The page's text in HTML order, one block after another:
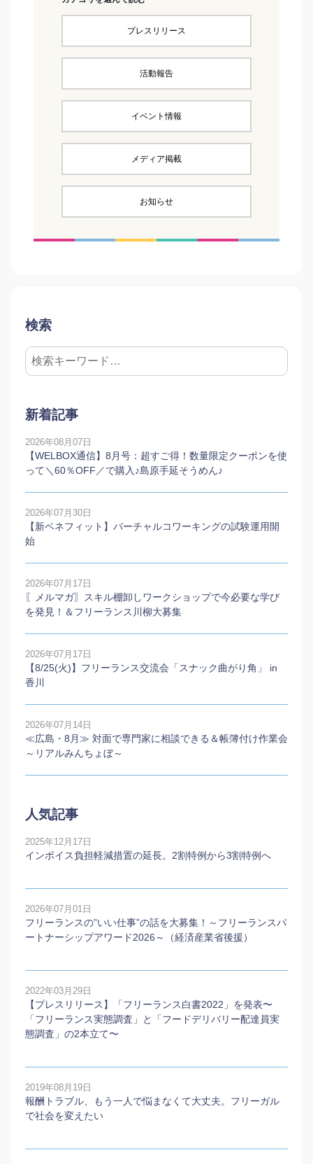
プレスリリース
活動報告
イベント情報
メディア掲載
お知らせ
検索
新着記事
2026年08月07日
【WELBOX通信】8月号：超すご得！数量限定クーポンを使
って＼60％OFF／で購入♪島原手延そうめん♪
2026年07月30日
【新ベネフィット】バーチャルコワーキングの試験運用開
始
2026年07月17日
〖メルマガ〗スキル棚卸しワークショップで今必要な学び
を発見！＆フリーランス川柳大募集
2026年07月17日
【8/25(火)】フリーランス交流会「スナック曲がり角」 in
香川
2026年07月14日
≪広島・8月≫ 対面で専門家に相談できる＆帳簿付け作業会
～リアルみんちょぼ～
人気記事
2025年12月17日
インボイス負担軽減措置の延長。2割特例から3割特例へ
2026年07月01日
フリーランスの”いい仕事”の話を大募集！～フリーランスパ
ートナーシップアワード2026～（経済産業省後援）
2022年03月29日
【プレスリリース】「フリーランス白書2022」を発表〜
「フリーランス実態調査」と「フードデリバリー配達員実
態調査」の2本⽴て〜
2019年08月19日
報酬トラブル、もう一人で悩まなくて大丈夫。フリーガル
で社会を変えたい